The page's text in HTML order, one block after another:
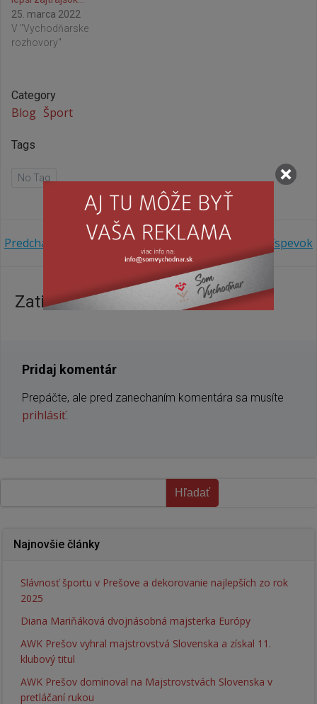
25. marca 2022
V "Vychodňarske
rozhovory"
Category
Blog Šport
Tags
No Tag
Navigácia
v
Predchádzajúci príspevok
Navigácia
v
Ďalší príspevok
Zatiaľ žiadne komentáre
Pridaj komentár
Prepáčte, ale pred zanechaním komentára sa musíte
prihlásiť.
Hľadať
Najnovšie články
Slávnosť športu v Prešove a dekorovanie najlepších zo rok
2025
Diana Mariňáková dvojnásobná majsterka Európy
AWK Prešov vyhral majstrovstvá Slovenska a získal 11.
klubový titul
AWK Prešov dominoval na Majstrovstvách Slovenska v
pretláčaní rukou